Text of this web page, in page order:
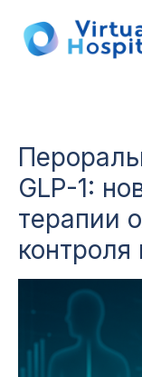
GLP-1:
терапии